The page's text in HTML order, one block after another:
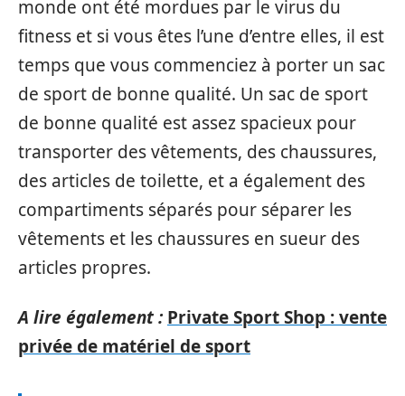
monde ont été mordues par le virus du
fitness et si vous êtes l’une d’entre elles, il est
temps que vous commenciez à porter un sac
de sport de bonne qualité. Un sac de sport
de bonne qualité est assez spacieux pour
transporter des vêtements, des chaussures,
des articles de toilette, et a également des
compartiments séparés pour séparer les
vêtements et les chaussures en sueur des
articles propres.
A lire également : Private Sport Shop : vente
privée de matériel de sport